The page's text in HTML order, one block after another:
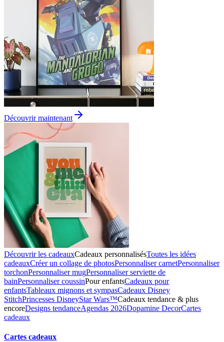
Découvrir maintenant
Découvrir les cadeauxCadeaux personnalisésToutes les idées
cadeauxCréer un collage de photosPersonnaliser carnetPersonnaliser
torchonPersonnaliser mugPersonnaliser serviette de
bainPersonnaliser coussinPour enfantsCadeaux pour
enfantsTableaux mignons et sympasCadeaux Disney
StitchPrincesses DisneyStar Wars™Cadeaux tendance & plus
encoreDesigns tendanceAgendas 2026Dopamine DecorCartes
cadeaux
Cartes cadeaux